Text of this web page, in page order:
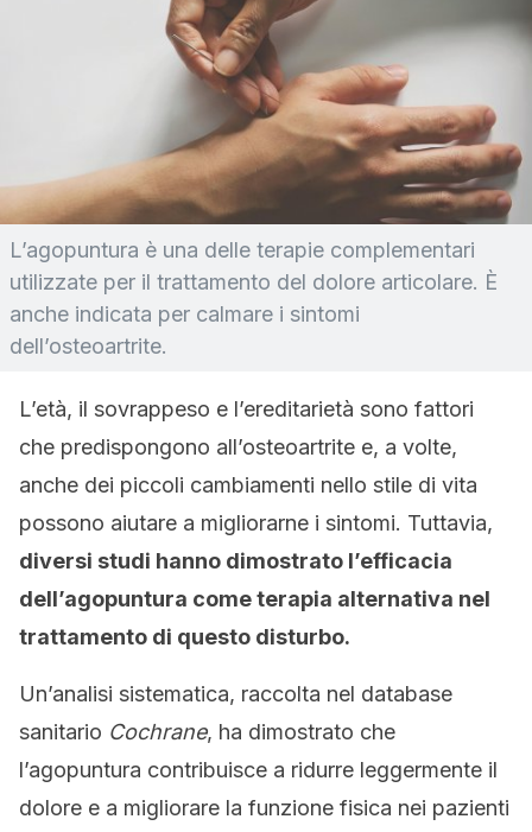
L’agopuntura è una delle terapie complementari
utilizzate per il trattamento del dolore articolare. È
anche indicata per calmare i sintomi
dell’osteoartrite.
L’età, il sovrappeso e l’ereditarietà sono fattori
che predispongono all’osteoartrite e, a volte,
anche dei piccoli cambiamenti nello stile di vita
possono aiutare a migliorarne i sintomi. Tuttavia,
diversi studi hanno dimostrato l’efficacia
dell’agopuntura come terapia alternativa nel
trattamento di questo disturbo.
Un’analisi sistematica, raccolta nel database
sanitario Cochrane, ha dimostrato che
l’agopuntura contribuisce a ridurre leggermente il
dolore e a migliorare la funzione fisica nei pazienti